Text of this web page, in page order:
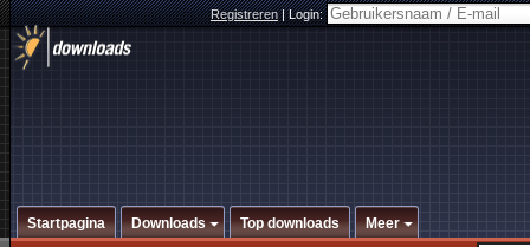
Registreren|Login:
Startpagina Downloads Top downloads Meer